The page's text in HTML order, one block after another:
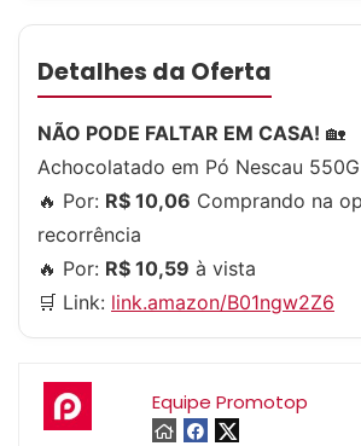
Detalhes da Oferta
NÃO PODE FALTAR EM CASA! 🏡
Achocolatado em Pó Nescau 550G
🔥 Por: R$ 10,06 Comprando na
recorrência
🔥 Por: R$ 10,59 à vista
🛒 Link: link.amazon/B01ngw2Z6
Equipe Promotop